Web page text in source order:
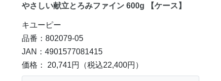
やさしい献立とろみファイン 600g 【ケース】
キユーピー
品番：802079-05
JAN：4901577081415
価格： 20,741円
（税込22,400円）